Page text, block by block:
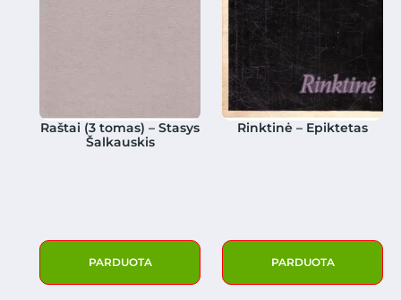
Raštai (3 tomas) – Stasys
Šalkauskis
PARDUOTA
Rinktinė – Epiktetas
PARDUOTA